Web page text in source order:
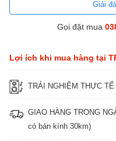
Giải
Gọi đặt mua
Lợi ích khi mua hàng tại
TRẢI NGHIỆM THỰC TẾ
GIAO HÀNG TRONG
có bán kính 30km)